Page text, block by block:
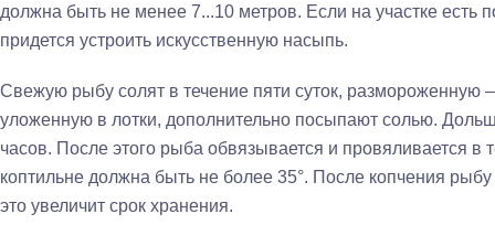
должна быть не менее 7...10 метров. Если на участке есть
придется устроить искусственную насыпь.
Свежую рыбу солят в течение пяти суток, размороженную
уложенную в лотки, дополнительно посыпают солью.
часов. После этого рыба обвязывается и провяливается в
коптильне должна быть не более 35°. После копчения
это увеличит срок хранения.